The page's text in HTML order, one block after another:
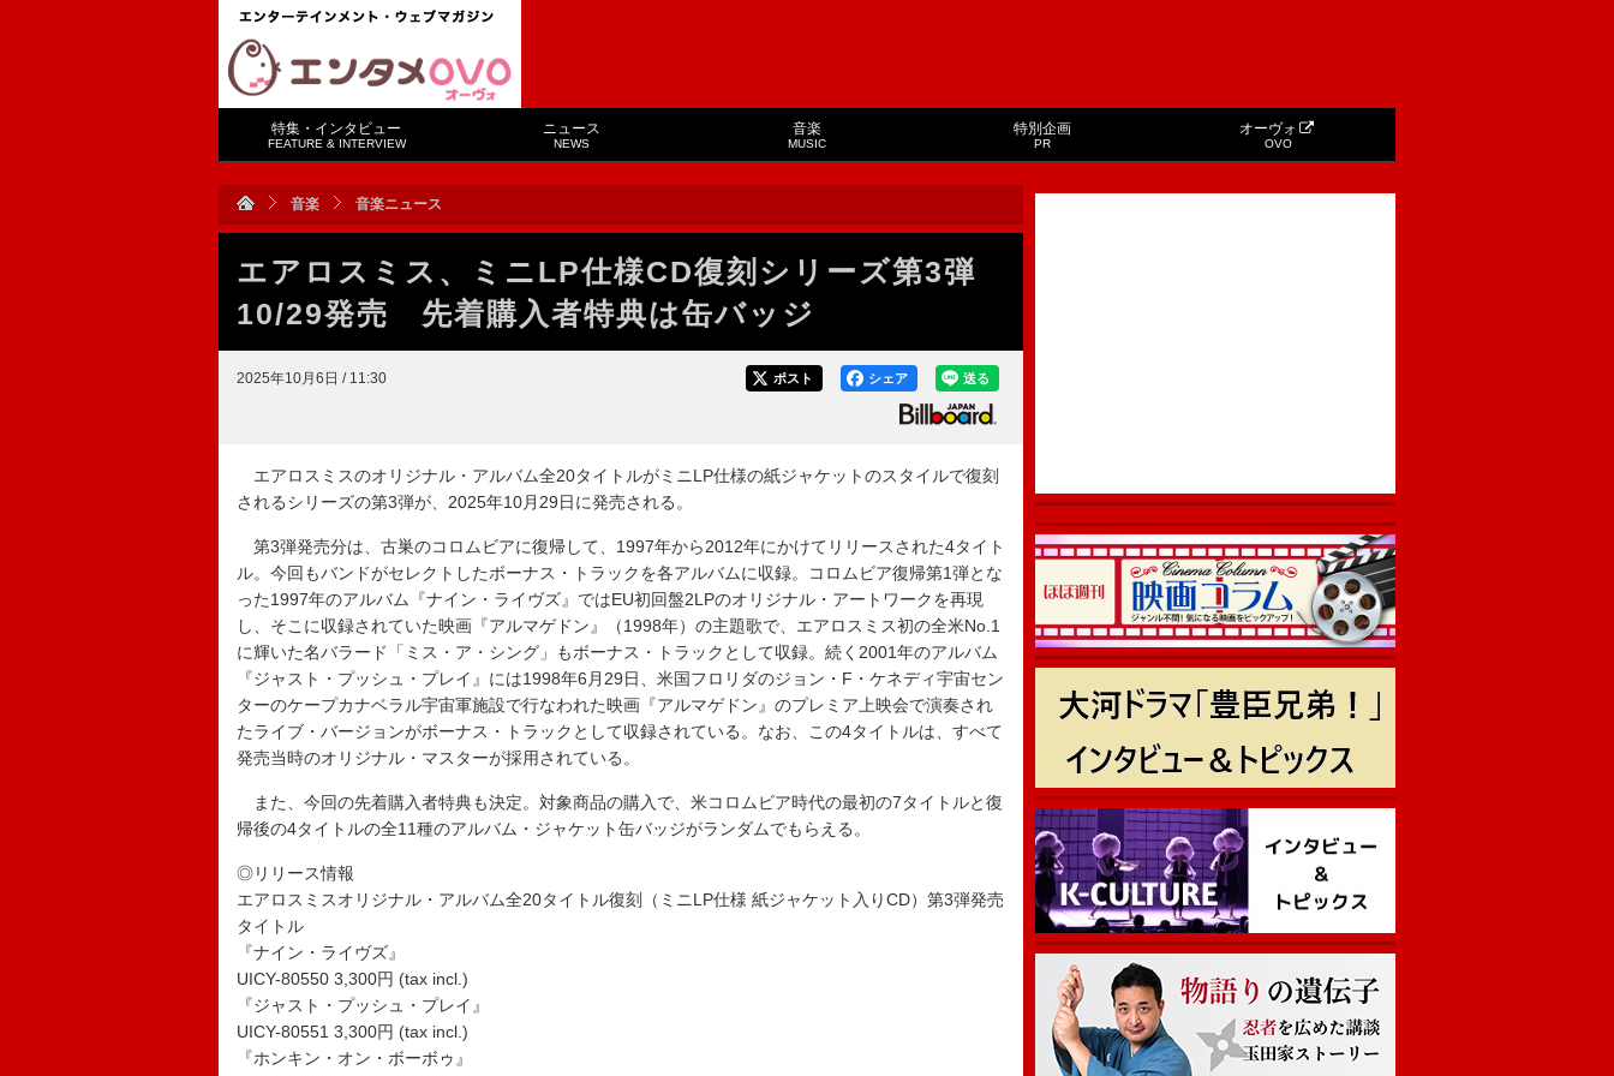
特集・インタビュー
FEATURE & INTERVIEW
ニュース
NEWS
音楽
MUSIC
特別企画
PR
オーヴォ
OVO
音楽 音楽ニュース
エアロスミス、ミニLP仕様CD復刻シリーズ第3弾
10/29発売 先着購入者特典は缶バッジ
2025年10月6日 / 11:30 送る
シェア
ポスト
エアロスミスのオリジナル・アルバム全20タイトルがミニLP仕様の紙ジャケットのスタイルで復刻
されるシリーズの第3弾が、2025年10月29日に発売される。
第3弾発売分は、古巣のコロムビアに復帰して、1997年から2012年にかけてリリースされた4タイト
ル。今回もバンドがセレクトしたボーナス・トラックを各アルバムに収録。コロムビア復帰第1弾とな
った1997年のアルバム『ナイン・ライヴズ』ではEU初回盤2LPのオリジナル・アートワークを再現
し、そこに収録されていた映画『アルマゲドン』（1998年）の主題歌で、エアロスミス初の全米No.1
に輝いた名バラード「ミス・ア・シング」もボーナス・トラックとして収録。続く2001年のアルバム
『ジャスト・プッシュ・プレイ』には1998年6月29日、米国フロリダのジョン・F・ケネディ宇宙セン
ターのケープカナベラル宇宙軍施設で行なわれた映画『アルマゲドン』のプレミア上映会で演奏され
たライブ・バージョンがボーナス・トラックとして収録されている。なお、この4タイトルは、すべて
発売当時のオリジナル・マスターが採用されている。
また、今回の先着購入者特典も決定。対象商品の購入で、米コロムビア時代の最初の7タイトルと復
帰後の4タイトルの全11種のアルバム・ジャケット缶バッジがランダムでもらえる。
◎リリース情報
エアロスミスオリジナル・アルバム全20タイトル復刻（ミニLP仕様 紙ジャケット入りCD）第3弾発売
タイトル
『ナイン・ライヴズ』
UICY-80550 3,300円 (tax incl.)
『ジャスト・プッシュ・プレイ』
UICY-80551 3,300円 (tax incl.)
『ホンキン・オン・ボーボゥ』